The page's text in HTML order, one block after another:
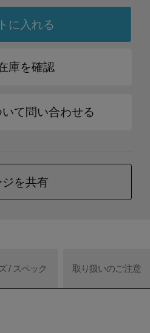
に入れる
庫を確認
て問い合わせる
を共有
/ スペック 取り扱いのご注意